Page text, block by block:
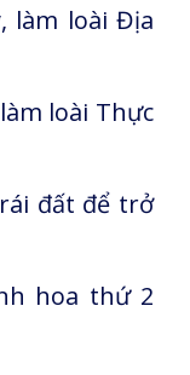
làm loài Địa
loài Thực
đất để trở
hoa thứ 2